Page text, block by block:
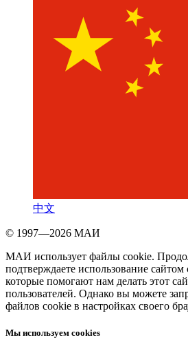
中文
© 1997—2026 МАИ
МАИ использует файлы cookie.
подтверждаете использование сайтом
которые помогают нам делать этот
пользователей. Однако вы можете
файлов cookie в настройках своего
Мы используем cookies